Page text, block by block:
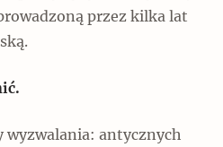
przez kilka lat
wyzwalania: antycznych